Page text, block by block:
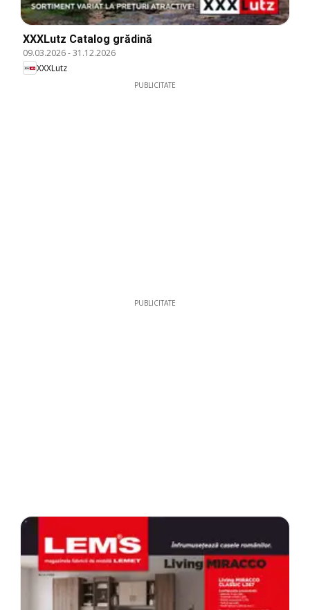
XXXLutz Catalog grădină
09.03.2026-31.12.2026
XXXLutz
PUBLICITATE
PUBLICITATE